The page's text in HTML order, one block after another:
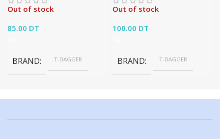
Out of stock
85.00 DT
BRAND T-DAGGER
Out of stock
100.00 DT
BRAND T-DAGGER